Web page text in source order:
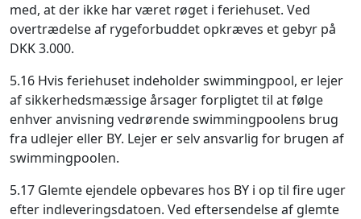
med, at der ikke har været røget i feriehuset. Ved
overtrædelse af rygeforbuddet opkræves et gebyr på
DKK 3.000.
5.16 Hvis feriehuset indeholder swimmingpool, er lejer
af sikkerhedsmæssige årsager forpligtet til at følge
enhver anvisning vedrørende swimmingpoolens brug
fra udlejer eller BY. Lejer er selv ansvarlig for brugen af
swimmingpoolen.
5.17 Glemte ejendele opbevares hos BY i op til fire uger
efter indleveringsdatoen. Ved eftersendelse af glemte